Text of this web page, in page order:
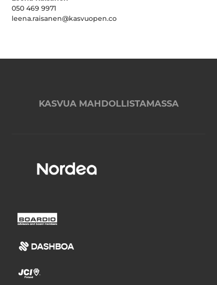
050 469 9971
leena.raisanen@kasvuopen.co
KASVUA MAHDOLLISTAMASSA